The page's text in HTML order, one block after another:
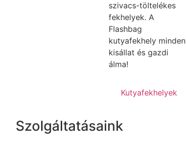
szivacs-töltelékes
fekhelyek. A
Flashbag
kutyafekhely minden
kisállat és gazdi
álma!
Kutyafekhelyek
Szolgáltatásaink